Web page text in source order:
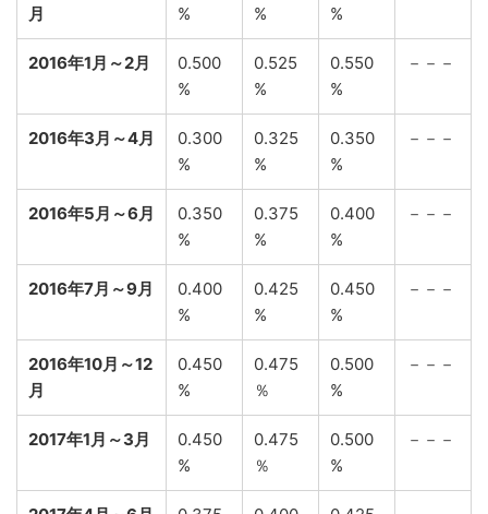
月
%
%
%
2016年1月～2月
0.500
%
0.525
%
0.550
%
－－－
2016年3月～4月
0.300
%
0.325
%
0.350
%
－－－
2016年5月～6月
0.350
%
0.375
%
0.400
%
－－－
2016年7月～9月
0.400
%
0.425
%
0.450
%
－－－
2016年10月～12
月
0.450
%
0.475
％
0.500
%
－－－
2017年1月～3月
0.450
%
0.475
％
0.500
%
－－－